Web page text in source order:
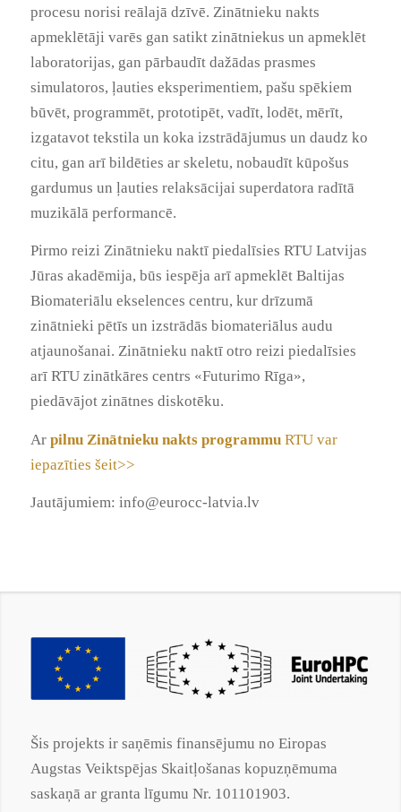
procesu norisi reālajā dzīvē. Zinātnieku nakts
apmeklētāji varēs gan satikt zinātniekus un apmeklēt
laboratorijas, gan pārbaudīt dažādas prasmes
simulatoros, ļauties eksperimentiem, pašu spēkiem
būvēt, programmēt, prototipēt, vadīt, lodēt, mērīt,
izgatavot tekstila un koka izstrādājumus un daudz ko
citu, gan arī bildēties ar skeletu, nobaudīt kūpošus
gardumus un ļauties relaksācijai superdatora radītā
muzikālā performancē.
Pirmo reizi Zinātnieku naktī piedalīsies RTU Latvijas
Jūras akadēmija, būs iespēja arī apmeklēt Baltijas
Biomateriālu ekselences centru, kur drīzumā
zinātnieki pētīs un izstrādās biomateriālus audu
atjaunošanai. Zinātnieku naktī otro reizi piedalīsies
arī RTU zinātkāres centrs «Futurimo Rīga»,
piedāvājot zinātnes diskotēku.
Ar pilnu Zinātnieku nakts programmuRTU var
iepazīties šeit>>
Jautājumiem: info@eurocc-latvia.lv
Šis projekts ir saņēmis finansējumu no Eiropas
Augstas Veiktspējas Skaitļošanas kopuzņēmuma
saskaņā ar granta līgumu Nr. 101101903.